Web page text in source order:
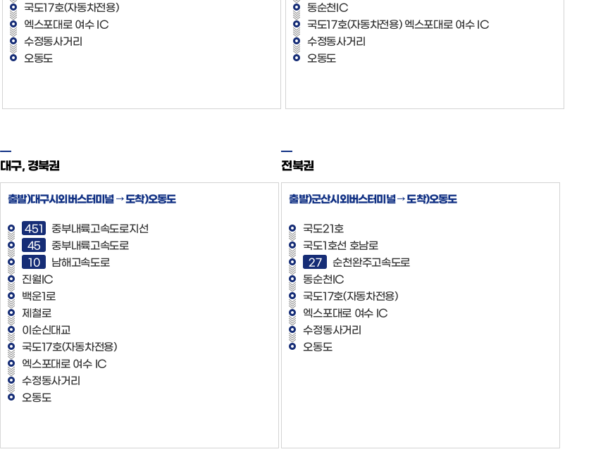
국도17호(자동차전용)
엑스포대로 여수 IC
수정동사거리
오동도
동순천IC
국도17호(자동차전용) 엑스포대로 여수 IC
수정동사거리
오동도
대구, 경북권
출발)대구시외버스터미널 → 도착)오동도
451
중부내륙고속도로지선
45
중부내륙고속도로
10
남해고속도로
진월IC
백운1로
제철로
이순신대교
국도17호(자동차전용)
엑스포대로 여수 IC
수정동사거리
오동도
전북권
출발)군산시외버스터미널 → 도착)오동도
국도21호
국도1호선 호남로
27
순천완주고속도로
동순천IC
국도17호(자동차전용)
엑스포대로 여수 IC
수정동사거리
오동도